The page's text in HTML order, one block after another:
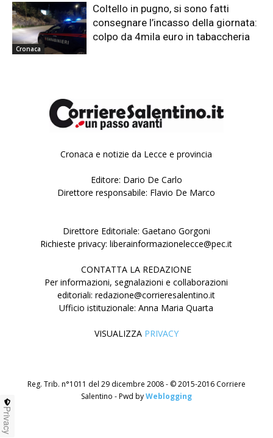
Cronaca
Coltello in pugno, si sono fatti
consegnare l’incasso della giornata:
colpo da 4mila euro in tabaccheria
Cronaca e notizie da Lecce e provincia
Editore: Dario De Carlo
Direttore responsabile: Flavio De Marco
Direttore Editoriale: Gaetano Gorgoni
Richieste privacy: liberainformazionelecce@pec.it
CONTATTA LA REDAZIONE
Per informazioni, segnalazioni e collaborazioni
editoriali: redazione@corrieresalentino.it
Ufficio istituzionale: Anna Maria Quarta
VISUALIZZA PRIVACY
Reg. Trib. n°1011 del 29 dicembre 2008 - © 2015-2016 Corriere
Salentino - Pwd byWeblogging
Privacy